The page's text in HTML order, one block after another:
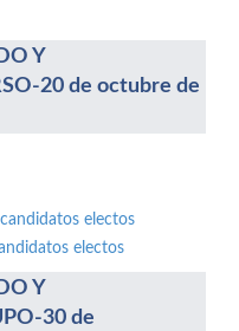
Y
20 de octubre de
electos
electos
Y
30 de